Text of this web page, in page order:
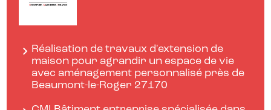
Réalisation de travaux d'extension de
maison pour agrandir un espace de vie
avec aménagement personnalisé près de
Beaumont-le-Roger 27170